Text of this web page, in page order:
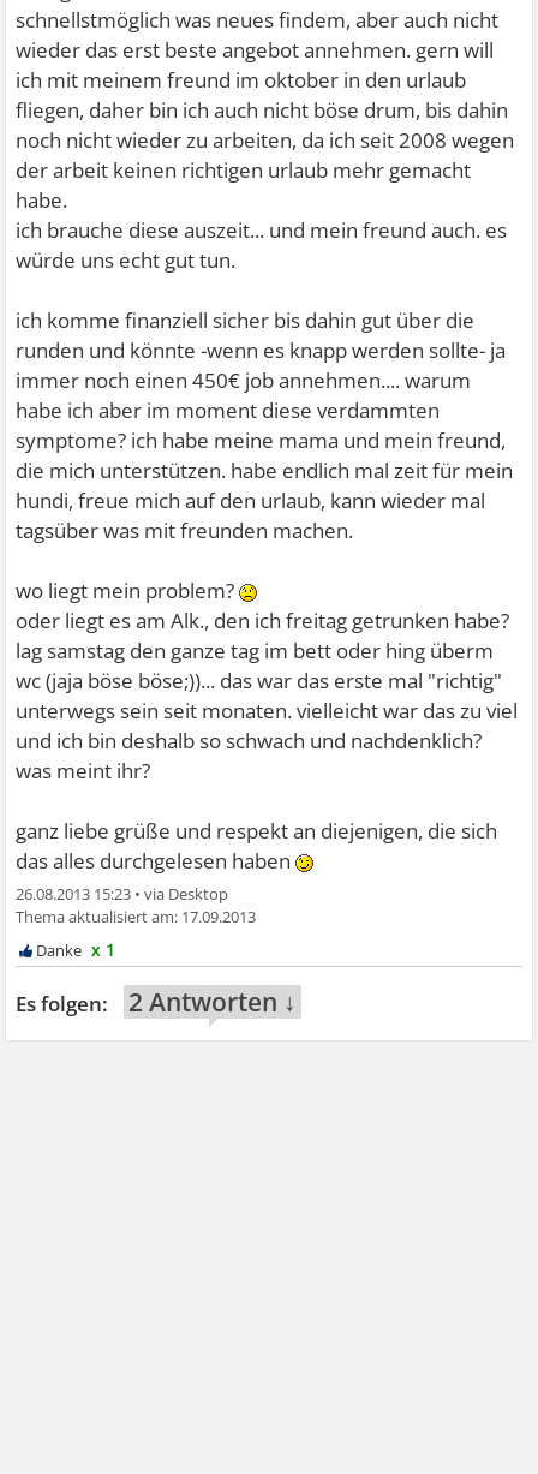
schnellstmöglich was neues findem, aber auch nicht
wieder das erst beste angebot annehmen. gern will
ich mit meinem freund im oktober in den urlaub
fliegen, daher bin ich auch nicht böse drum, bis dahin
noch nicht wieder zu arbeiten, da ich seit 2008 wegen
der arbeit keinen richtigen urlaub mehr gemacht
habe.
ich brauche diese auszeit... und mein freund auch. es
würde uns echt gut tun.
ich komme finanziell sicher bis dahin gut über die
runden und könnte -wenn es knapp werden sollte- ja
immer noch einen 450€ job annehmen.... warum
habe ich aber im moment diese verdammten
symptome? ich habe meine mama und mein freund,
die mich unterstützen. habe endlich mal zeit für mein
hundi, freue mich auf den urlaub, kann wieder mal
tagsüber was mit freunden machen.
wo liegt mein problem?
oder liegt es am Alk., den ich freitag getrunken habe?
lag samstag den ganze tag im bett oder hing überm
wc (jaja böse böse;))... das war das erste mal "richtig"
unterwegs sein seit monaten. vielleicht war das zu viel
und ich bin deshalb so schwach und nachdenklich?
was meint ihr?
ganz liebe grüße und respekt an diejenigen, die sich
das alles durchgelesen haben
26.08.2013 15:23 •
17.09.2013
x 1
2 Antworten ↓